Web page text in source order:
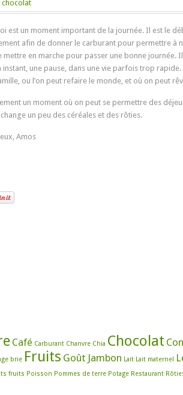
est un moment important de la journée. Il est le
afin de donner le carburant pour permettre à
mettre en marche pour passer une bonne journée.
une pause, dans une vie parfois trop rapide.
ou l’on peut refaire le monde, et où on peut
un moment où on peut se permettre des
un peu des céréales et des rôties.
Amos
Café Carburant Chanvre Chia Chocolat
brie Fruits Goût Jambon Lait Lait maternel
fruits Poisson Pommes de terre Potage Restaurant